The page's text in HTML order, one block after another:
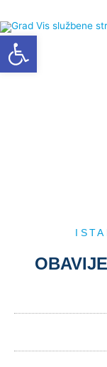
to
content
Open toolbar